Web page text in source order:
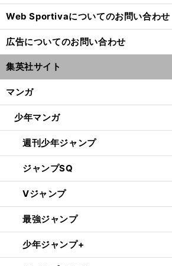
Web Sportivaについてのお問い合わせ
広告についてのお問い合わせ
集英社サイト
マンガ
少年マンガ
週刊少年ジャンプ
ジャンプSQ
Vジャンプ
最強ジャンプ
少年ジャンプ+